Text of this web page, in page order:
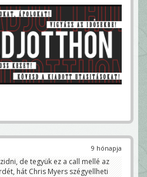
9 hónapja
de tegyük ez a call mellé az
hát Chris Myers szégyellheti